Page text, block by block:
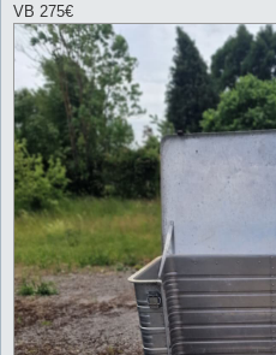
VB 275€